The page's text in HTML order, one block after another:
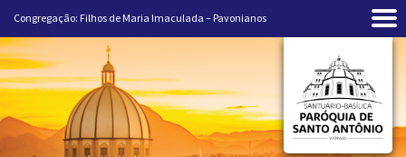
Congregação: Filhos de Maria Imaculada – Pavonianos